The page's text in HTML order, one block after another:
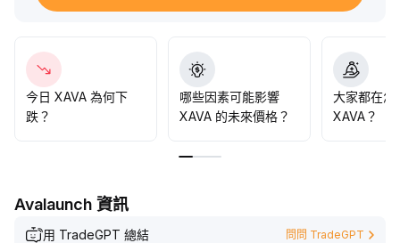
今日 XAVA 為何下
跌？
哪些因素可能影響
XAVA 的未來價格？
大家都在怎
XAVA？
Avalaunch 資訊
用 TradeGPT 總結 問問 TradeGPT